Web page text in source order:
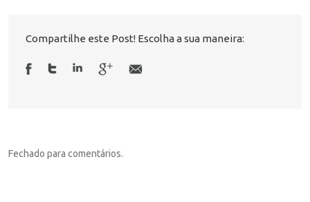
Compartilhe este Post! Escolha a sua maneira:
Fechado para comentários.